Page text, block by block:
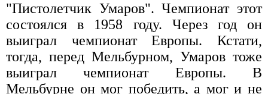
"Пистолетчик Умаров". Чемпионат этот
состоялся в 1958 году. Через год он
выиграл чемпионат Европы. Кстати,
тогда, перед Мельбурном, Умаров тоже
выиграл чемпионат Европы. В
Мельбурне он мог победить, а мог и не